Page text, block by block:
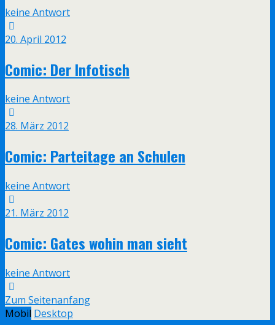
keine Antwort
20. April 2012
Comic: Der Infotisch
keine Antwort
28. März 2012
Comic: Parteitage an Schulen
keine Antwort
21. März 2012
Comic: Gates wohin man sieht
keine Antwort
Zum Seitenanfang
Mobil Desktop